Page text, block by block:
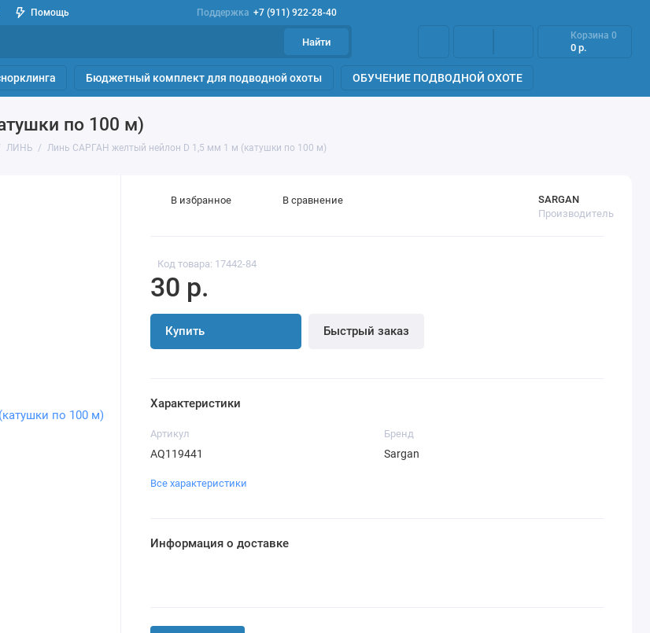
Помощь Поддержка +7 (911) 922-28-40
Найти
Корзина 0
0 р.
Бюджетный комплект для подводной охоты ОБУЧЕНИЕ ПОДВОДНОЙ ОХОТЕ
по 100 м)
ЛИНЬ Линь САРГАН желтый нейлон D 1,5 мм 1 м (катушки по 100 м)
Код товара: 17442-84
SARGAN
Производитель
30 р.
Купить Быстрый заказ
В избранное В сравнение
Характеристики
Артикул
AQ119441
Бренд
Sargan
Все характеристики
Информация о доставке